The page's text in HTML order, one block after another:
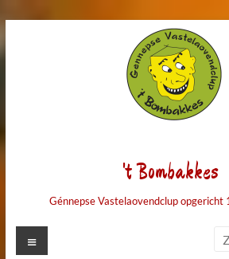
't Bombakkes
Génnepse Vastelaovendclup
Menu